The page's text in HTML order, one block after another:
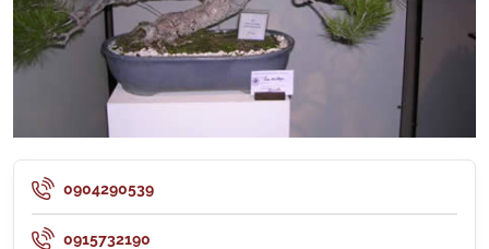
0904290539
0915732190